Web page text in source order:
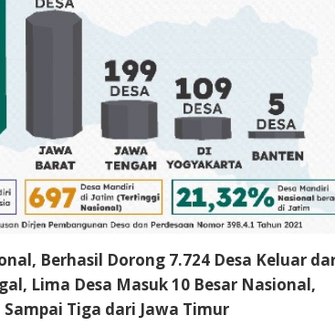
Berhasil Dorong 7.724 Desa Keluar
Lima Desa Masuk 10 Besar Nasional,
Tiga dari Jawa Timur